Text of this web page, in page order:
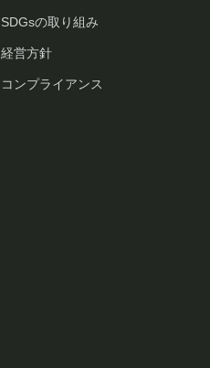
SDGsの取り組み
経営方針
コンプライアンス